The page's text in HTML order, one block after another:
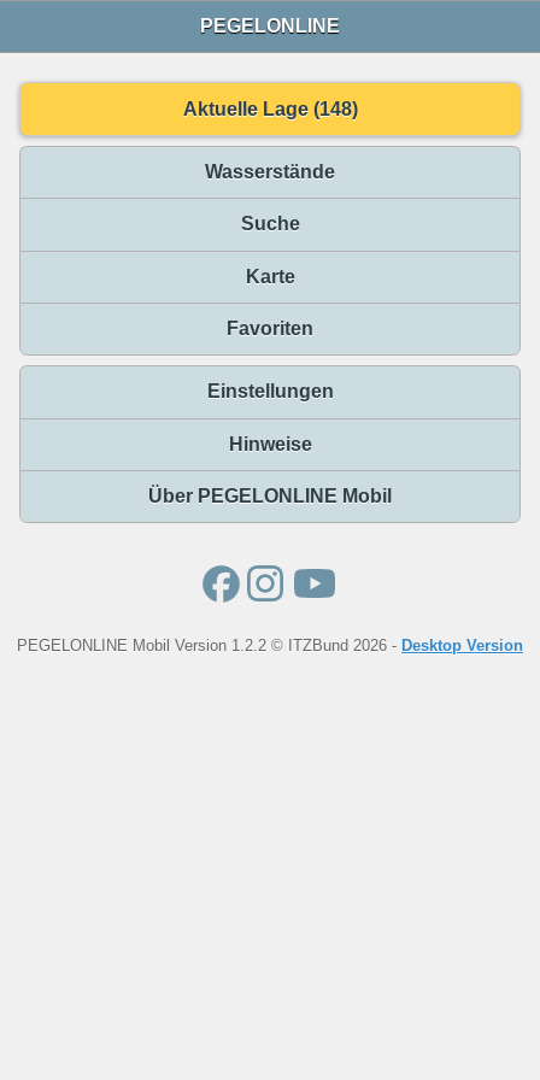
PEGELONLINE
Aktuelle Lage (148)
Wasserstände
Suche
Karte
Favoriten
Einstellungen
Hinweise
Über PEGELONLINE Mobil
PEGELONLINE Mobil Version 1.2.2 © ITZBund 2026 - Desktop Version